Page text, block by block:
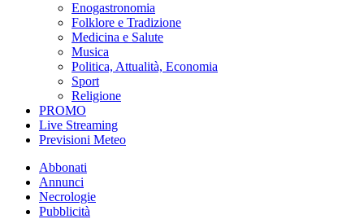
Enogastronomia
Folklore e Tradizione
Medicina e Salute
Musica
Politica, Attualità, Economia
Sport
Religione
PROMO
Live Streaming
Previsioni Meteo
Abbonati
Annunci
Necrologie
Pubblicità